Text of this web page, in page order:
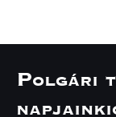
Polgári